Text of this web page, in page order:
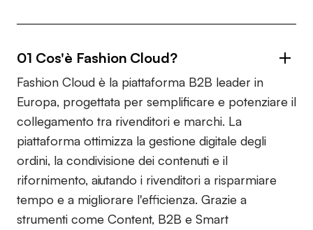
01 Cos'è Fashion Cloud?
Fashion Cloud è la piattaforma B2B leader in
Europa, progettata per semplificare e potenziare il
collegamento tra rivenditori e marchi. La
piattaforma ottimizza la gestione digitale degli
ordini, la condivisione dei contenuti e il
rifornimento, aiutando i rivenditori a risparmiare
tempo e a migliorare l'efficienza. Grazie a
strumenti come Content, B2B e Smart